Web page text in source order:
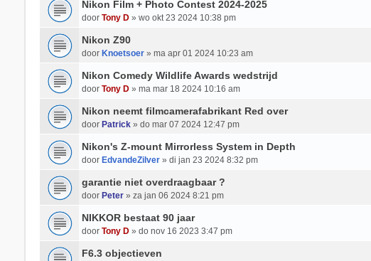
Nikon Film + Photo Contest 2024-2025
door Tony D» wo okt 23 2024 10:38 pm
Nikon Z90
door Knoetsoer» ma apr 01 2024 10:23 am
Nikon Comedy Wildlife Awards wedstrijd
door Tony D» ma mar 18 2024 10:16 am
Nikon neemt filmcamerafabrikant Red over
door Patrick» do mar 07 2024 12:47 pm
Nikon's Z-mount Mirrorless System in Depth
door EdvandeZilver» di jan 23 2024 8:32 pm
garantie niet overdraagbaar ?
door Peter» za jan 06 2024 8:21 pm
NIKKOR bestaat 90 jaar
door Tony D» do nov 16 2023 3:47 pm
F6.3 objectieven